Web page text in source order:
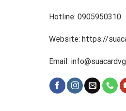
Hotline: 0905950310
Website: https://
Email: